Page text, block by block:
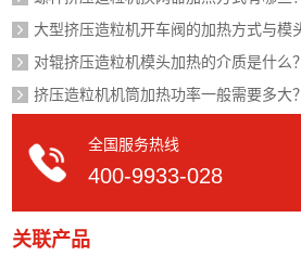
对辊挤压造粒机模头加热的介质是什么？
挤压造粒机机筒加热功率一般需要多大？
全国服务热线
400-9933-028
关联产品